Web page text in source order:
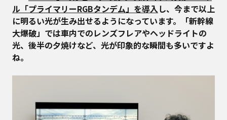
ル「プライマリーRGBタンデム」を導入し、今まで以上
に明るい光が生み出せるようになっています。「新幹線
大爆破」では車内でのレンズフレアやヘッドライトの
光、後半の夕焼けなど、光が印象的な瞬間も多いですよ
ね。